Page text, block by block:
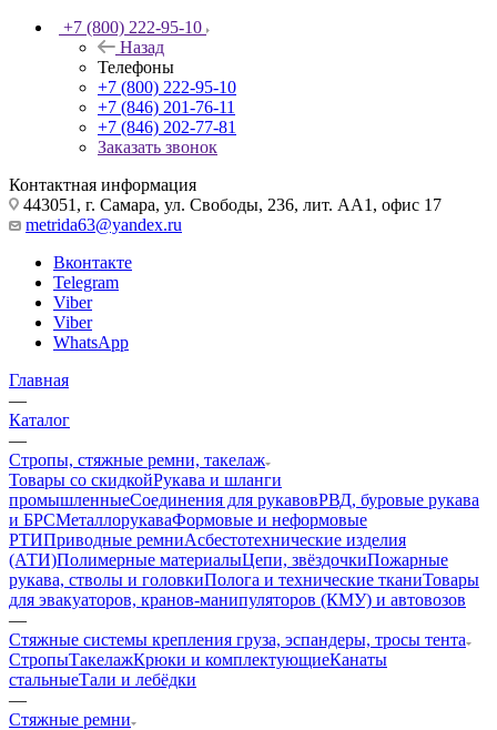
+7 (800) 222-95-10
Назад
Телефоны
+7 (800) 222-95-10
+7 (846) 201-76-11
+7 (846) 202-77-81
Заказать звонок
Контактная информация
443051, г. Самара, ул. Свободы, 236, лит. АА1, офис 17
metrida63@yandex.ru
Вконтакте
Telegram
Viber
Viber
WhatsApp
Главная
—
Каталог
—
Стропы, стяжные ремни, такелаж
Товары со скидкойРукава и шланги
промышленныеСоединения для рукавовРВД, буровые рукава
и БРСМеталлорукаваФормовые и неформовые
РТИПриводные ремниАсбестотехнические изделия
(АТИ)Полимерные материалыЦепи, звёздочкиПожарные
рукава, стволы и головкиПолога и технические тканиТовары
для эвакуаторов, кранов-манипуляторов (КМУ) и автовозов
—
Стяжные системы крепления груза, эспандеры, тросы тента
СтропыТакелажКрюки и комплектующиеКанаты
стальныеТали и лебёдки
—
Стяжные ремни